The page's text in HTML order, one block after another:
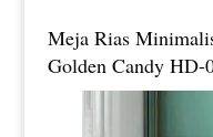
Meja Rias
Golden Candy HD-